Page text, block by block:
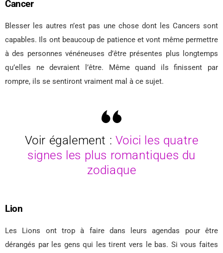
Cancer
Blesser les autres n’est pas une chose dont les Cancers sont
capables. Ils ont beaucoup de patience et vont même permettre
à des personnes vénéneuses d’être présentes plus longtemps
qu’elles ne devraient l’être. Même quand ils finissent par
rompre, ils se sentiront vraiment mal à ce sujet.
Voir également : Voici les quatre
signes les plus romantiques du
zodiaque
Lion
Les Lions ont trop à faire dans leurs agendas pour être
dérangés par les gens qui les tirent vers le bas. Si vous faites